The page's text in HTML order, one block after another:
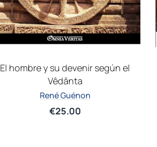
El hombre y su devenir según el
Vêdânta
René Guénon
€25.00